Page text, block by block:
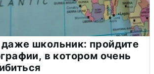
школьник: пройдите
в котором очень